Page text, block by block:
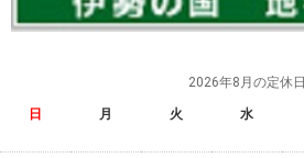
2026年8月の定休日
日 月 火 水